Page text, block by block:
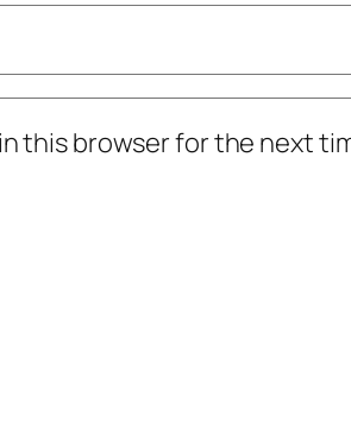
this browser for the next